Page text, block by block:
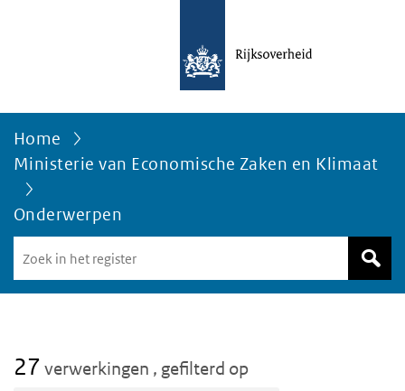
Home
Ministerie van Economische Zaken en Klimaat
Onderwerpen
in
het
27 verwerkingen , gefilterd op